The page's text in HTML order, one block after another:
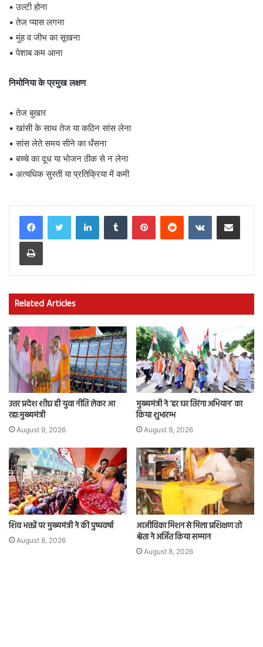
• उल्टी होना
• तेज प्यास लगना
• मुंह व जीभ का सूखना
• पेशाब कम आना
निमोनिया के प्रमुख लक्षण
• तेज बुखार
• खांसी के साथ तेज या कठिन सांस लेना
• सांस लेते समय सीने का धँसना
• बच्चे का दूध या भोजन ठीक से न लेना
• अत्यधिक सुस्ती या प्रतिक्रिया में कमी
LinkedInTumblr PinterestReddit VKontakteShare via Email
Print
Related Articles
उत्तर प्रदेश शीघ्र ही युवा नीति लेकर आ
रहा:मुख्यमंत्री
August 9, 2026
मुख्यमंत्री ने ‘हर घर तिरंगा अभियान’ का
किया शुभारम्भ
August 9, 2026
शिव भक्तों पर मुख्यमंत्री ने की पुष्पवर्षा
August 8, 2026
आजीविका मिशन से मिला प्रशिक्षण तो
श्वेता ने अर्जित किया सम्मान
August 8, 2026